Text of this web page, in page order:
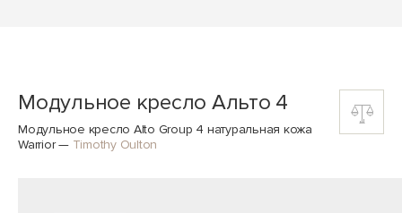
Модульное кресло Альто 4
Модульное кресло Alto Group 4 натуральная кожа
Warrior— Timothy Oulton